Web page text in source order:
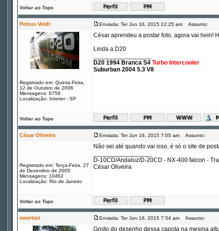
Voltar ao Topo
Petrus Veldt Enviada: Ter Jun 16, 2015 12:25 am Assunto:
Registrado em: Quinta-Feira,
12 de Outubro de 2006
Mensagens: 6756
Localização: Interior - SP
César aprendeu a postar foto, agora vai hein!
Linda a D20
D20 1994 Branca S4 Turbo Intercooler
Suburban 2004 5.3 V8
Voltar ao Topo
César Oliveira Enviada: Ter Jun 16, 2015 7:05 am Assunto:
Registrado em: Terça-Feira, 27
de Dezembro de 2005
Mensagens: 10462
Localização: Rio de Janeiro
Não sei até quando vai isso, é só o site de
D-10CD/Andaluz/D-20CD - NX-400 falcon -
César Oliveira
Voltar ao Topo
ewerton Enviada: Ter Jun 16, 2015 7:54 am Assunto:
Gosto do desenho dessa capota na mesma